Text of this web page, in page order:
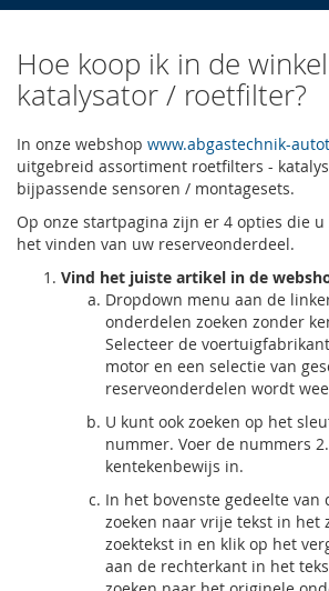
Hoe koop ik in de
katalysator / roetfilter?
In onze webshop www.abgastechnik-
uitgebreid assortiment roetfilters -
bijpassende sensoren / montagesets.
Op onze startpagina zijn er 4 opties die
het vinden van uw reserveonderdeel.
Vind het juiste artikel in de
Dropdown menu aan de
onderdelen zoeken zonder
Selecteer de
motor en een selectie van
reserveonderdelen wordt
U kunt ook zoeken op het
nummer. Voer de nummers
kentekenbewijs in.
In het bovenste gedeelte van
zoeken naar vrije tekst in het
zoektekst in en klik op het
aan de rechterkant in het